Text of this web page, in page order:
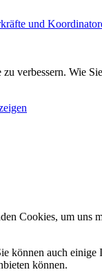
und
verbessern. Wie
Cookies, um
können auch
können.